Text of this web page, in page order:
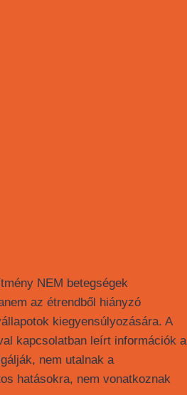
NEM betegségek
az étrendből hiányzó
kiegyensúlyozására. A
kapcsolatban leírt információk a
nem utalnak a
hatásokra, nem vonatkoznak